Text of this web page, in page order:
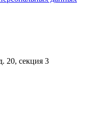
20, секция 3